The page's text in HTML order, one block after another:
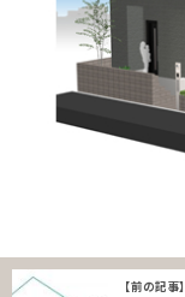
【前の記事】